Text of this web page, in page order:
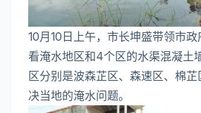
10月10日上午，市长坤盛带领市
看淹水地区和4个区的水渠混凝土
区分别是波森芷区、森速区、棉
决当地的淹水问题。